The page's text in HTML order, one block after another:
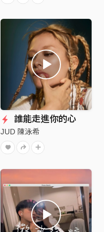
誰能走進你的心
JUD 陳泳希